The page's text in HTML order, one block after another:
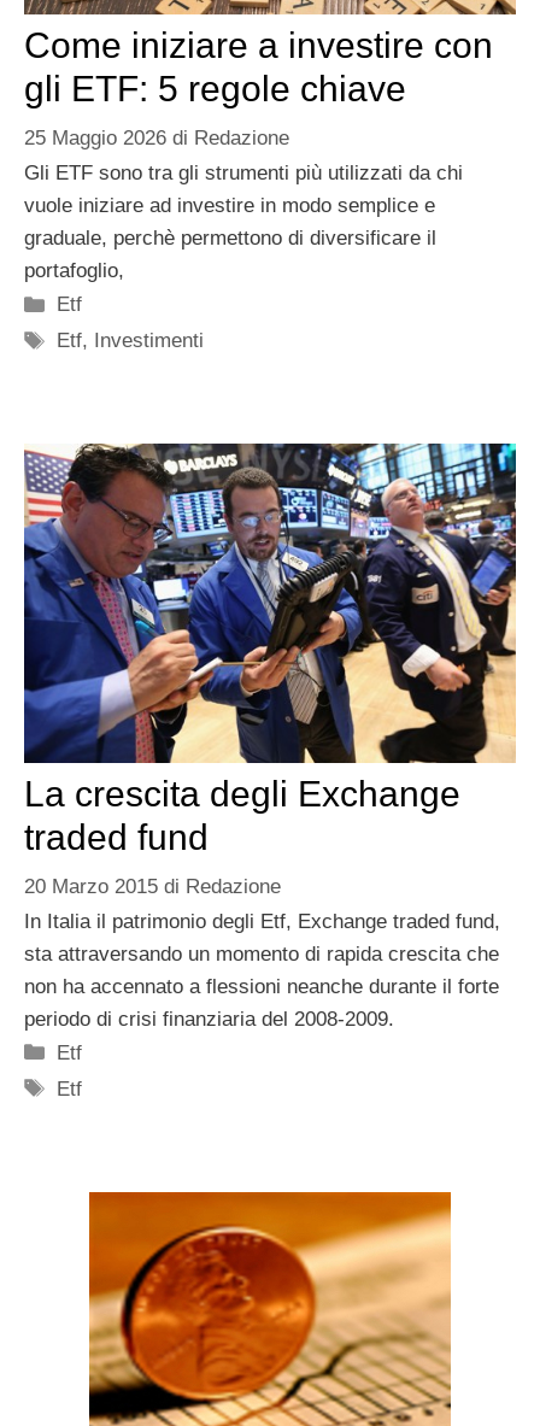
Come iniziare a investire con
gli ETF: 5 regole chiave
25 Maggio 2026 di Redazione
Gli ETF sono tra gli strumenti più utilizzati da chi
vuole iniziare ad investire in modo semplice e
graduale, perchè permettono di diversificare il
portafoglio,
Categorie
Etf
Tag
Etf, Investimenti
La crescita degli Exchange
traded fund
20 Marzo 2015 di Redazione
In Italia il patrimonio degli Etf, Exchange traded fund,
sta attraversando un momento di rapida crescita che
non ha accennato a flessioni neanche durante il forte
periodo di crisi finanziaria del 2008-2009.
Categorie
Etf
Tag
Etf